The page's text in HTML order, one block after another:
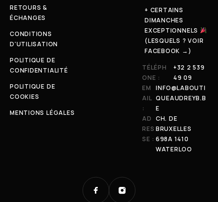
RETOURS &
ÉCHANGES
CONDITIONS
D'UTILISATION
POLITIQUE DE
CONFIDENTIALITÉ
POLITIQUE DE
COOKIES
MENTIONS LÉGALES
+ CERTAINS
DIMANCHES
EXCEPTIONNELS
(LESQUELS ? VOIR
FACEBOOK →)
TÉLÉPH
ONE :
+32 2 539
49 09
EM
AIL
:
INFO@LABOUTI
QUEAUDREYB.B
E
AD
RES
SE :
CH. DE
BRUXELLES
698A 1410
WATERLOO